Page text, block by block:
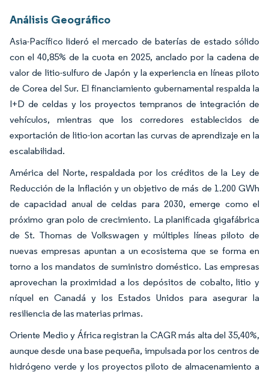
Análisis Geográfico
Asia-Pacífico lideró el mercado de baterías de estado sólido
con el 40,85% de la cuota en 2025, anclado por la cadena de
valor de litio-sulfuro de Japón y la experiencia en líneas piloto
de Corea del Sur. El financiamiento gubernamental respalda la
I+D de celdas y los proyectos tempranos de integración de
vehículos, mientras que los corredores establecidos de
exportación de litio-ion acortan las curvas de aprendizaje en la
escalabilidad.
América del Norte, respaldada por los créditos de la Ley de
Reducción de la Inflación y un objetivo de más de 1.200 GWh
de capacidad anual de celdas para 2030, emerge como el
próximo gran polo de crecimiento. La planificada gigafábrica
de St. Thomas de Volkswagen y múltiples líneas piloto de
nuevas empresas apuntan a un ecosistema que se forma en
torno a los mandatos de suministro doméstico. Las empresas
aprovechan la proximidad a los depósitos de cobalto, litio y
níquel en Canadá y los Estados Unidos para asegurar la
resiliencia de las materias primas.
Oriente Medio y África registran la CAGR más alta del 35,40%,
aunque desde una base pequeña, impulsada por los centros de
hidrógeno verde y los proyectos piloto de almacenamiento a